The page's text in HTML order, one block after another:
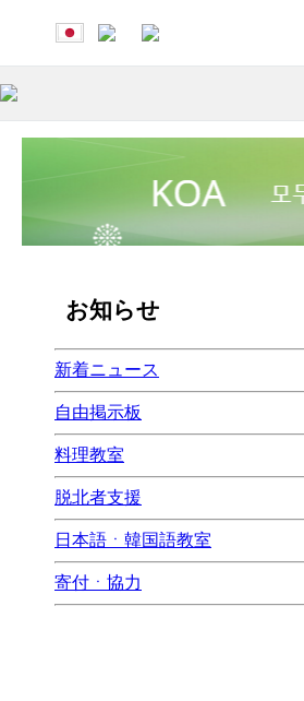
お知らせ
新着ニュース
自由掲示板
料理教室
脱北者支援
日本語ㆍ韓国語教室
寄付ㆍ協力